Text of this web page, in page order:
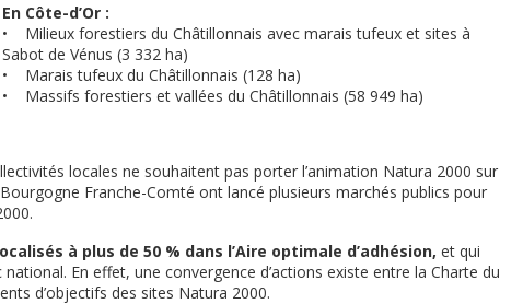
En Côte-d’Or :
• Milieux forestiers du Châtillonnais avec marais tufeux et sites à
Sabot de Vénus (3 332 ha)
• Marais tufeux du Châtillonnais (128 ha)
• Massifs forestiers et vallées du Châtillonnais (58 949 ha)
locales ne souhaitent pas porter l’animation Natura 2000 sur
Franche-Comté ont lancé plusieurs marchés publics pour
à plus de 50 % dans l’Aire optimale d’adhésion, et qui
En effet, une convergence d’actions existe entre la Charte du
d’objectifs des sites Natura 2000.